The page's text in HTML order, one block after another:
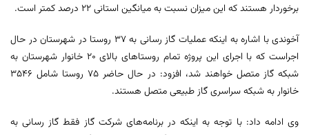
برخوردار هستند که این میزان نسبت به میانگین استانی ۲۲ درصد کمتر است.
آخوندی با اشاره به اینکه عملیات گاز رسانی به ۳۷ روستا در شهرستان در حال
اجراست که با اجرای این پروژه تمام روستاهای بالای ۲۰ خانوار شهرستان به
شبکه گاز متصل خواهند شد، افزود: در حال حاضر ۷۵ روستا شامل ۳۵۴۶
خانوار به شبکه سراسری گاز طبیعی متصل هستند.
وی ادامه داد: با توجه به اینکه در برنامه‌های شرکت گاز فقط گاز رسانی به